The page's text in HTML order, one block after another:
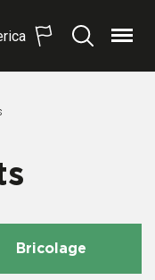
Recherche
Menu
Bricolage